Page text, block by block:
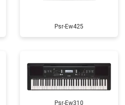
Psr-Ew425
Psr-Ew310